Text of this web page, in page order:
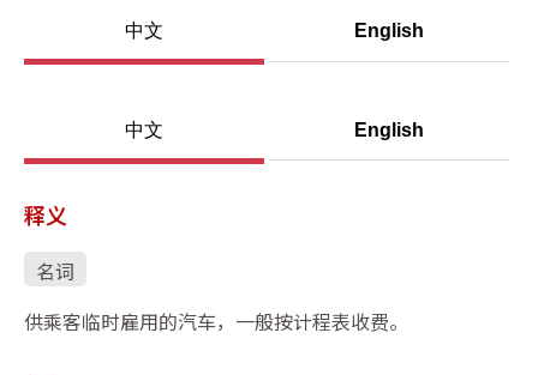
中文 English
中文 English
释义
名词
供乘客临时雇用的汽车，一般按计程表收费。